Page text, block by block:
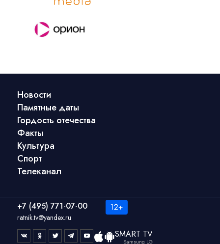
Новости
Памятные даты
Гордость отечества
Факты
Культура
Спорт
Телеканал
+7 (495) 771-07-00
ratnik.tv@yandex.ru
SMART TV
Samsung LG